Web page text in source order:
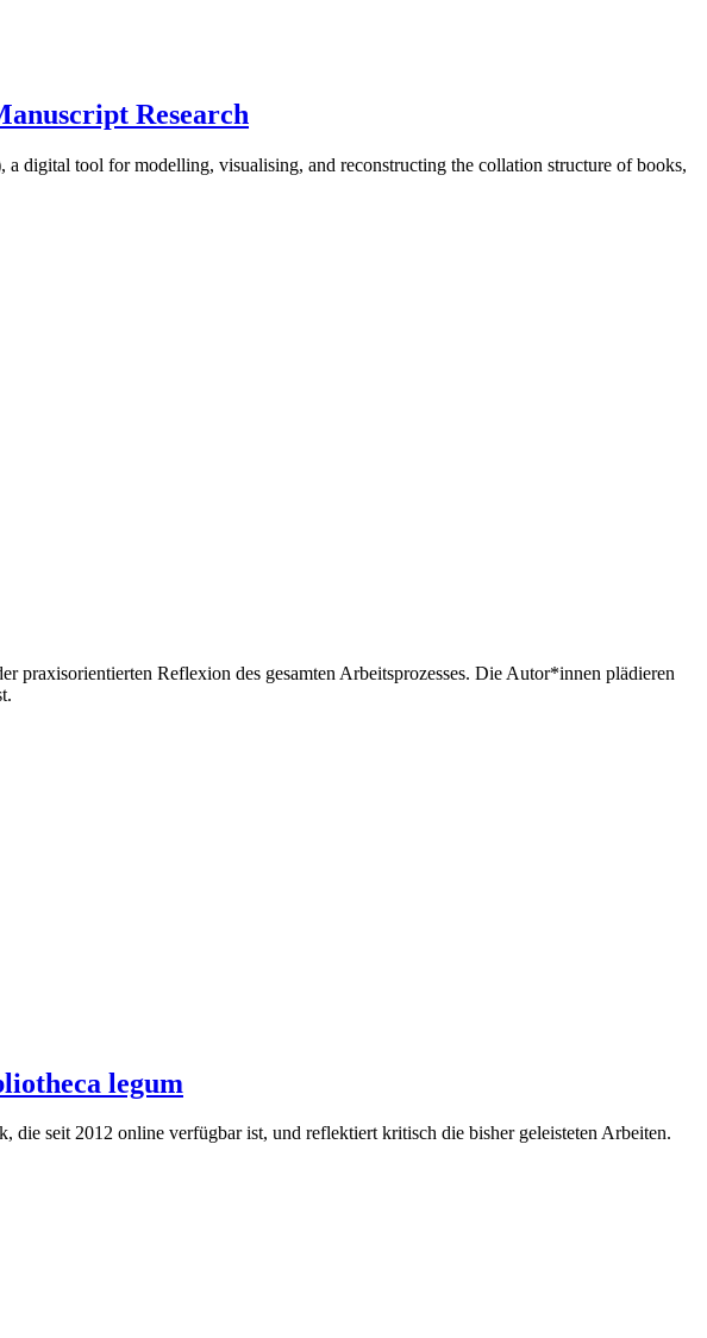
Research
digital tool for modelling, visualising, and reconstructing the collation structure of books,
Reflexion des gesamten Arbeitsprozesses. Die Autor*innen plädieren
legum
die seit 2012 online verfügbar ist, und reflektiert kritisch die bisher geleisteten Arbeiten.